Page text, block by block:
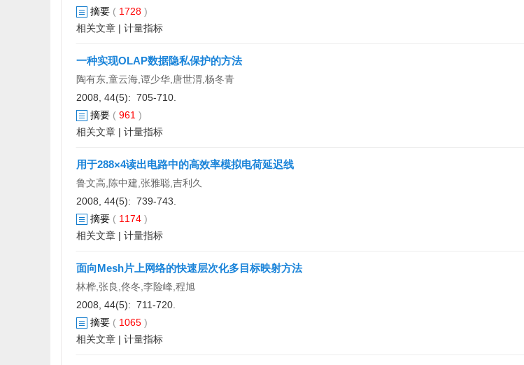
摘要 ( 1728 )
相关文章 | 计量指标
一种实现OLAP数据隐私保护的方法
陶有东,童云海,谭少华,唐世渭,杨冬青
2008, 44(5): 705-710.
摘要 ( 961 )
相关文章 | 计量指标
用于288×4读出电路中的高效率模拟电荷延迟线
鲁文高,陈中建,张雅聪,吉利久
2008, 44(5): 739-743.
摘要 ( 1174 )
相关文章 | 计量指标
面向Mesh片上网络的快速层次化多目标映射方法
林桦,张良,佟冬,李险峰,程旭
2008, 44(5): 711-720.
摘要 ( 1065 )
相关文章 | 计量指标